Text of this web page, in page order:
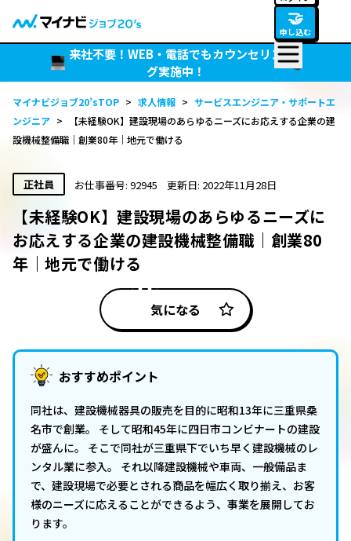
🤝
申し込む
来社不要！WEB・電話でもカウンセリン
グ実施中！
マイナビジョブ20’sTOP > 求人情報 > サービスエンジニア・サポートエ
ンジニア >
【未経験OK】建設現場のあらゆるニーズにお応えする企業の建
設機械整備職｜創業80年｜地元で働ける
正社員 お仕事番号: 92945 更新日: 2022年11月28日
【未経験OK】建設現場のあらゆるニーズに
お応えする企業の建設機械整備職｜創業80
年｜地元で働ける
気になる
おすすめポイント
同社は、建設機械器具の販売を目的に昭和13年に三重県桑
名市で創業。 そして昭和45年に四日市コンビナートの建設
が盛んに。 そこで同社が三重県下でいち早く建設機械のレ
ンタル業に参入。 それ以降建設機械や車両、一般備品ま
で、建設現場で必要とされる商品を幅広く取り揃え、お客
様のニーズに応えることができるよう、事業を展開してお
ります。